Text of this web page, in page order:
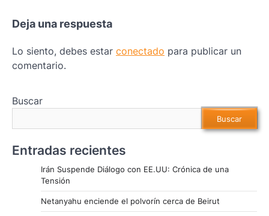
Deja una respuesta
Lo siento, debes estar conectado para publicar un
comentario.
Buscar
Buscar
Entradas recientes
Irán Suspende Diálogo con EE.UU: Crónica de una
Tensión
Netanyahu enciende el polvorín cerca de Beirut